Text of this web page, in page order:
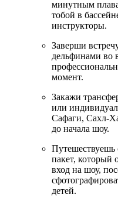
минутным
тобой в
инструкторы.
Заверши
дельфинами во
момент.
Закажи
или
Сафаги, Сахл-
до начала шоу.
Путешествуешь
пакет, который
вход на шоу,
детей.